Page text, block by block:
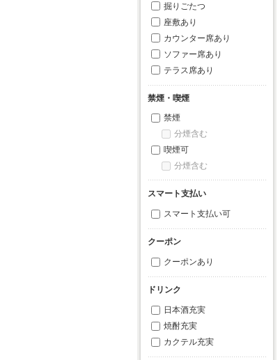
掘りごたつ
座敷あり
カウンター席あり
ソファー席あり
テラス席あり
禁煙・喫煙
禁煙
分煙含む
喫煙可
分煙含む
スマート支払い
スマート支払い可
クーポン
クーポンあり
ドリンク
日本酒充実
焼酎充実
カクテル充実